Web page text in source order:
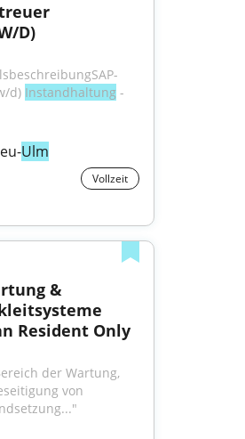
Sap-Anwendungsbetreuer
D)
d) Instandhaltung -
Ulm
Vollzeit
Mechatroniker - Wartung &
Resident Only
"...Ihrer Tätigkeit liegt im Bereich der Wartung,
von